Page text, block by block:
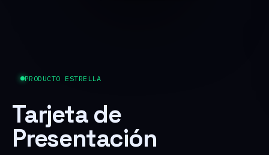
PRODUCTO ESTRELLA
Tarjeta de
Presentación